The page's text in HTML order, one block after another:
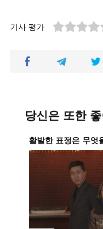
기사 평가
당신은 또한
활발한 표정은 무엇